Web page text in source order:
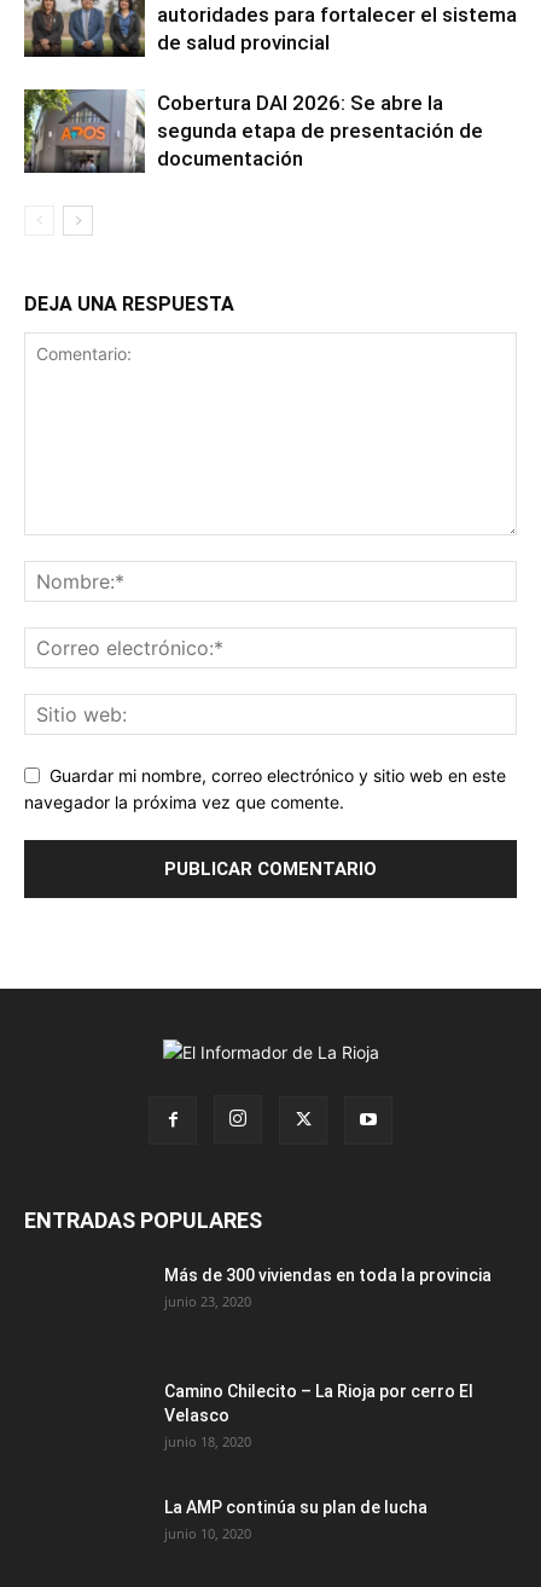
autoridades para fortalecer el sistema
de salud provincial
Cobertura DAI 2026: Se abre la
segunda etapa de presentación de
documentación
DEJA UNA RESPUESTA
Guardar mi nombre, correo electrónico y sitio web en este
navegador la próxima vez que comente.
ENTRADAS POPULARES
Más de 300 viviendas en toda la provincia
junio 23, 2020
Camino Chilecito – La Rioja por cerro El
Velasco
junio 18, 2020
La AMP continúa su plan de lucha
junio 10, 2020